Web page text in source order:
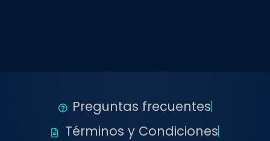
Preguntas frecuentes
Términos y Condiciones